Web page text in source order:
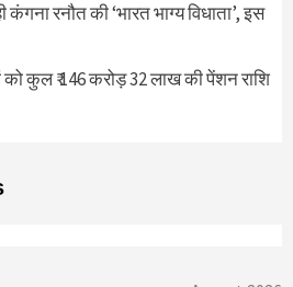
रनौत की ‘भारत भाग्य विधाता’, इस
को कुल ₹ 146 करोड़ 32 लाख की पेंशन राशि